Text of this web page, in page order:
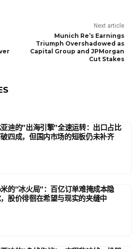
Next article
Munich Re’s Earnings
Triumph Overshadowed as
Capital Group and JPMorgan
Cut Stakes
迪的”出海引擎”全速运转：出口占比
四成，但国内市场的短板仍未补齐
的”冰火局”：百亿订单难掩成本隐
股价徘徊在希望与现实的夹缝中